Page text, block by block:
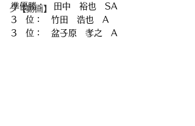
グ【動画】
準優勝：　田中　裕也　SA
3　位：　竹田　浩也　A
3　位：　盆子原　孝之　A